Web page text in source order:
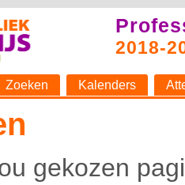
2018-
Zoeken Kalenders
gekozen